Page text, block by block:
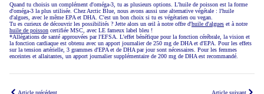
Quand tu choisis un complément d'oméga-3, tu as plusieurs options. L'huile de poisson est la forme
d'oméga-3 la plus utilisée. Chez Arctic Blue, nous avons aussi une alternative végétale : l'huile
d'algues, avec le même EPA et DHA. C'est un bon choix si tu es végétarien ou vegan.
Tu es curieux de découvrir les possibilités ? Jette alors un œil à notre offre d'huile d'algues et à notre
huile de poisson certifiée MSC, avec LE fameux label bleu !
*Allégations de santé approuvées par l'EFSA. L'effet bénéfique pour la fonction cérébrale, la vision et
la fonction cardiaque est obtenu avec un apport journalier de 250 mg de DHA et d'EPA. Pour les effets
sur la tension artérielle, 3 grammes d'EPA et de DHA par jour sont nécessaires. Pour les femmes
enceintes et allaitantes, un apport journalier supplémentaire de 200 mg de DHA est recommandé.
Article précédent Article suivant